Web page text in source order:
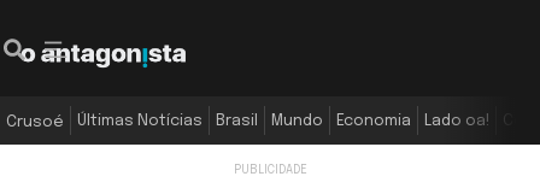
Crusoé Últimas Notícias Brasil Mundo Economia Lado oa!